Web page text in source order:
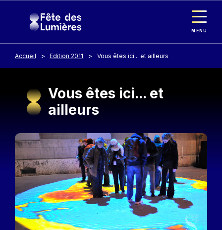
MENU
Accueil Edition 2011 Vous êtes ici... et ailleurs
Vous êtes ici... et
ailleurs
Image